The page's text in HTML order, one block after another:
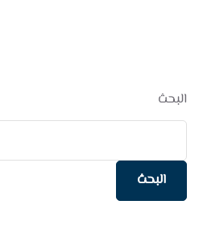
البحث
البحث